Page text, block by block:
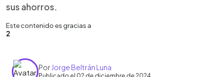
sus ahorros.
Este contenido es gracias a
2
Por Jorge Beltrán Luna